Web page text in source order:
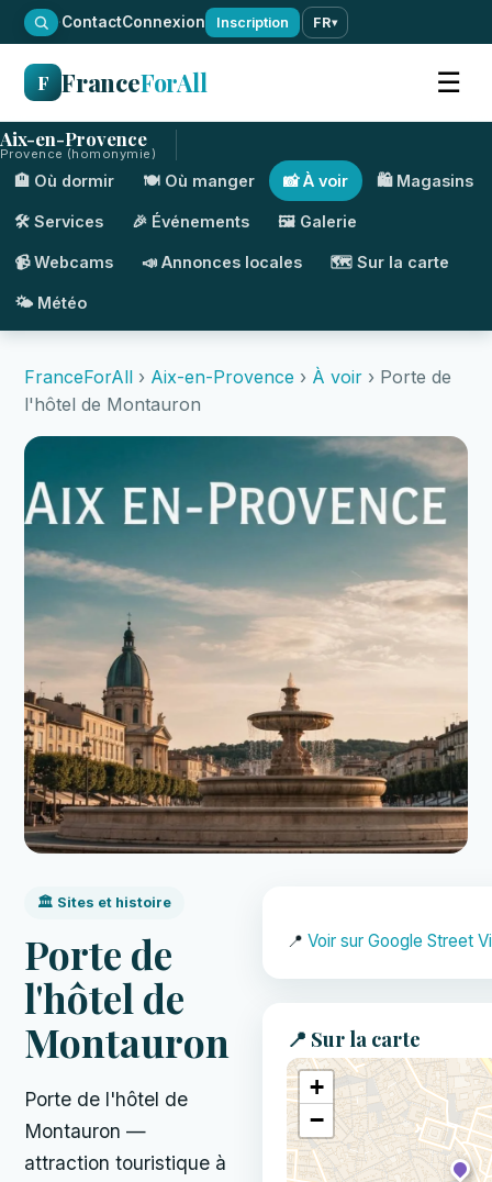
·ContactConnexion Inscription FR▾
F FranceForAll ☰
Aix-en-Provence
Provence (homonymie)
🏨 Où dormir 🍽️ Où manger 📸 À voir 🛍️ Magasins
🛠️ Services 🎉 Événements 🖼️ Galerie
📹 Webcams 📣 Annonces locales 🗺️ Sur la carte
🌤️ Météo
FranceForAll › Aix-en-Provence › À voir › Porte de
l'hôtel de Montauron
🏛️ Sites et histoire
Porte de
l'hôtel de
Montauron
Porte de l'hôtel de
Montauron —
attraction touristique à
📍 Voir sur Google Street
📍 Sur la carte
+
−